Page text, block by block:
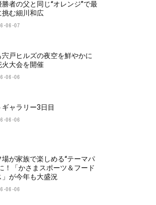
勝者の父と同じ“オレンジ”で最
挑む細川和広
06-07
戸ヒルズの夜空を鮮やかに
火大会を開催
06-06
ギャラリー3日目
06-06
場が家族で楽しめる“テーマパ
！「かさまスポーツ＆フード
」が今年も大盛況
06-06